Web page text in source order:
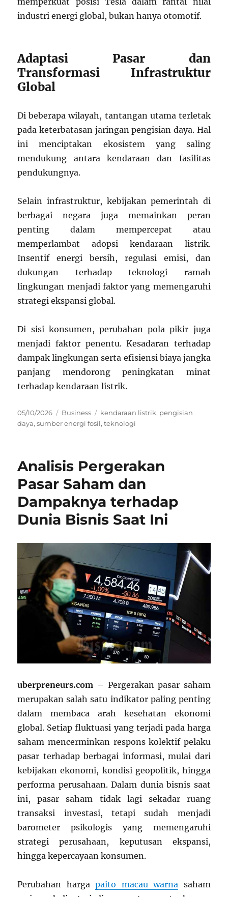
industri energi global, bukan hanya otomotif.
Adaptasi Pasar dan
Transformasi Infrastruktur
Global
Di beberapa wilayah, tantangan utama terletak
pada keterbatasan jaringan pengisian daya. Hal
ini menciptakan ekosistem yang saling
mendukung antara kendaraan dan fasilitas
pendukungnya.
Selain infrastruktur, kebijakan pemerintah di
berbagai negara juga memainkan peran
penting dalam mempercepat atau
memperlambat adopsi kendaraan listrik.
Insentif energi bersih, regulasi emisi, dan
dukungan terhadap teknologi ramah
lingkungan menjadi faktor yang memengaruhi
strategi ekspansi global.
Di sisi konsumen, perubahan pola pikir juga
menjadi faktor penentu. Kesadaran terhadap
dampak lingkungan serta efisiensi biaya jangka
panjang mendorong peningkatan minat
terhadap kendaraan listrik.
Posted
on
05/10/2026 Categories
Business Tags
kendaraan listrik, pengisian
daya,sumber energi fosil,teknologi
Analisis Pergerakan
Pasar Saham dan
Dampaknya terhadap
Dunia Bisnis Saat Ini
uberpreneurs.com – Pergerakan pasar saham
merupakan salah satu indikator paling penting
dalam membaca arah kesehatan ekonomi
global. Setiap fluktuasi yang terjadi pada harga
saham mencerminkan respons kolektif pelaku
pasar terhadap berbagai informasi, mulai dari
kebijakan ekonomi, kondisi geopolitik, hingga
performa perusahaan. Dalam dunia bisnis saat
ini, pasar saham tidak lagi sekadar ruang
transaksi investasi, tetapi sudah menjadi
barometer psikologis yang memengaruhi
strategi perusahaan, keputusan ekspansi,
hingga kepercayaan konsumen.
Perubahan hargapaito macau warna saham